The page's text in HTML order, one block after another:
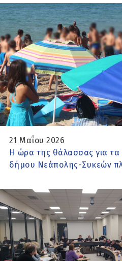
21 Μαΐου 2026
Η ώρα της θάλασσας για τα
δήμου Νεάπολης-Συκεών